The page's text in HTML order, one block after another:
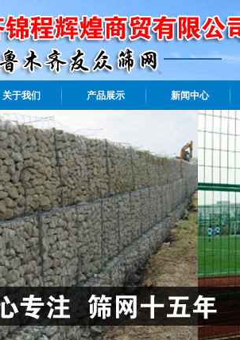
关于我们 产品展示 新闻中心